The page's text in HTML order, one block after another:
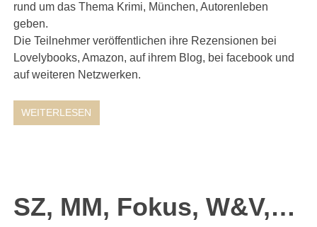
rund um das Thema Krimi, München, Autorenleben
geben.
Die Teilnehmer veröffentlichen ihre Rezensionen bei
Lovelybooks, Amazon, auf ihrem Blog, bei facebook und
auf weiteren Netzwerken.
WEITERLESEN
SZ, MM, Fokus, W&V,…